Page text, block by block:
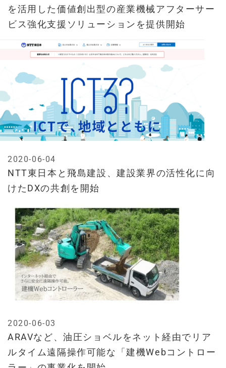
を活用した価値創出型の産業機械アフターサー
ビス強化支援ソリューションを提供開始
NTT東日本と飛島建設、建設業界の活性化に向
けたDXの共創を開始
2020-06-04
ARAVなど、油圧ショベルをネット経由でリア
ルタイム遠隔操作可能な「建機Webコントロー
2020-06-03